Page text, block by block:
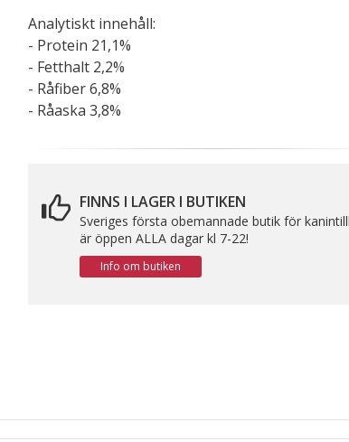
Analytiskt innehåll:
- Protein 21,1%
- Fetthalt 2,2%
- Råfiber 6,8%
- Råaska 3,8%
FINNS I LAGER I BUTIKEN
Sveriges första obemannade butik för
är öppen ALLA dagar kl 7-22!
Info om butiken